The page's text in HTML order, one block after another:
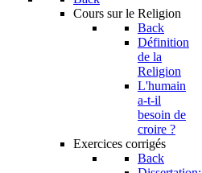
Cours sur le Religion
Back
Définition
de la
Religion
L'humain
a-t-il
besoin de
croire ?
Exercices corrigés
Back